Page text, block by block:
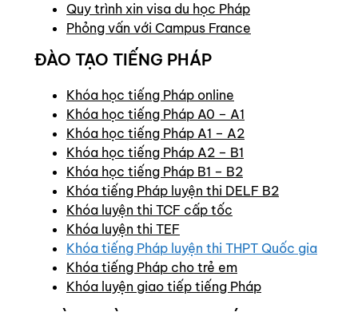
Quy trình xin visa du học Pháp
Phỏng vấn với Campus France
ĐÀO TẠO TIẾNG PHÁP
Khóa học tiếng Pháp online
Khóa học tiếng Pháp A0 – A1
Khóa học tiếng Pháp A1 – A2
Khóa học tiếng Pháp A2 – B1
Khóa học tiếng Pháp B1 – B2
Khóa tiếng Pháp luyện thi DELF B2
Khóa luyện thi TCF cấp tốc
Khóa luyện thi TEF
Khóa tiếng Pháp luyện thi THPT Quốc gia
Khóa tiếng Pháp cho trẻ em
Khóa luyện giao tiếp tiếng Pháp